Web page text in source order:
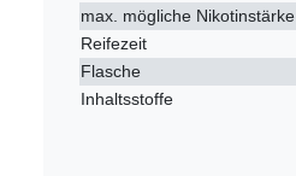
max. mögliche Nikotinstärke
Reifezeit
Flasche
Inhaltsstoffe